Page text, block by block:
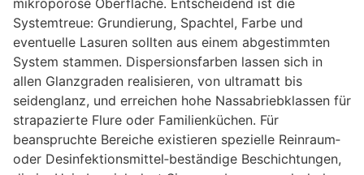
mikroporöse Oberfläche. Entscheidend ist die
Systemtreue: Grundierung, Spachtel, Farbe und
eventuelle Lasuren sollten aus einem abgestimmten
System stammen. Dispersionsfarben lassen sich in
allen Glanzgraden realisieren, von ultramatt bis
seidenglanz, und erreichen hohe Nassabriebklassen für
strapazierte Flure oder Familienküchen. Für
beanspruchte Bereiche existieren spezielle Reinraum‑
oder Desinfektionsmittel‑beständige Beschichtungen,